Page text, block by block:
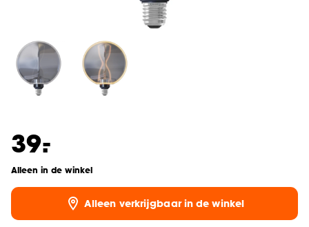
39.
-
Alleen in de winkel
Alleen verkrijgbaar in de winkel